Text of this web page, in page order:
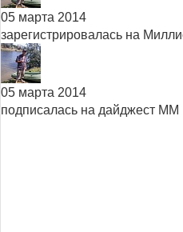
05 марта 2014
зарегистрировалась на
05 марта 2014
подписалась на дайджест ММ